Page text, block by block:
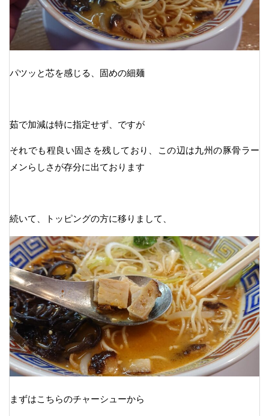
パツッと芯を感じる、固めの細麺
茹で加減は特に指定せず、ですが
それでも程良い固さを残しており、この辺は九州の豚骨ラー
メンらしさが存分に出ております
続いて、トッピングの方に移りまして、
まずはこちらのチャーシューから